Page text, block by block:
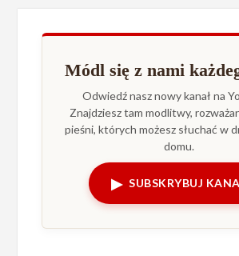
Módl się z nami
Odwiedź nasz nowy kanał na
Znajdziesz tam modlitwy,
pieśni, których możesz słuchać w
domu.
▶ SUBSKRYBUJ